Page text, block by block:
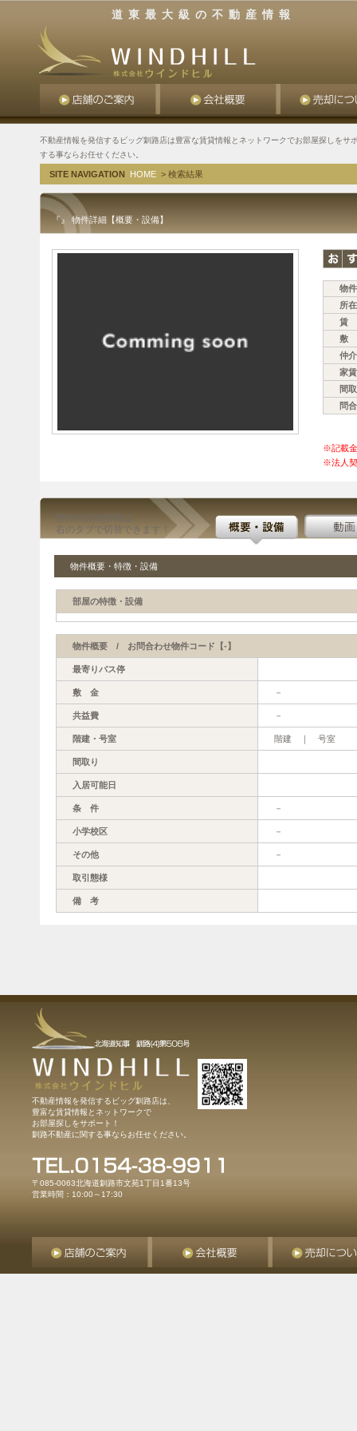
道東最大級の不動産情報
不動産情報を発信するビッグ釧路店は豊富な賃貸情報とネットワークでお部屋探しをサ
する事ならお任せください。
SITE NAVIGATION HOME > 検索結果
『』 物件詳細【概要・設備】
物
所
賃
敷
仲
家
間
問
※記載
※法人契
物件の詳細情報は
右のタブで切替できます！
物件概要・特徴・設備
部屋の特徴・設備
物件概要 / お問合わせ物件コード【-】
最寄りバス停
敷 金 －
共益費 －
階建・号室 階建 ｜ 号室
間取り
入居可能日
条 件 －
小学校区 －
その他 －
取引態様
備 考
不動産情報を発信するビッグ釧路店は、
豊富な賃貸情報とネットワークで
お部屋探しをサポート！
釧路不動産に関する事ならお任せください。
〒085-0063北海道釧路市文苑1丁目1番13号
営業時間：10:00～17:30